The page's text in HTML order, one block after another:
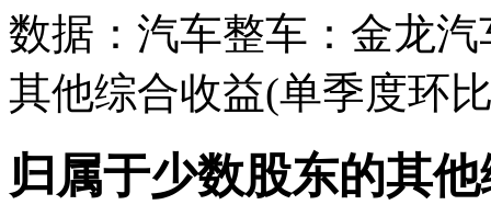
数据：汽车整车：金龙
其他综合收益(单季度环
归属于少数股东的其